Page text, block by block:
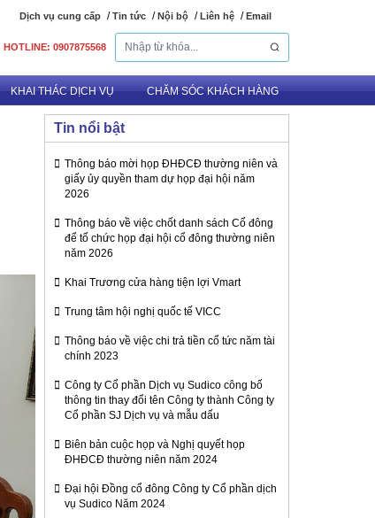
Dịch vụ cung cấp Tin tức Nội bộ Liên hệ Email
HOTLINE: 0907875568
KHAI THÁC DỊCH VỤ CHĂM SÓC KHÁCH HÀNG
Tin nổi bật
Thông báo mời họp ĐHĐCĐ thường niên và
giấy ủy quyền tham dự họp đại hội năm
2026
Thông báo về việc chốt danh sách Cổ đông
để tổ chức họp đại hội cổ đông thường niên
năm 2026
Khai Trương cửa hàng tiện lợi Vmart
Trung tâm hội nghị quốc tế VICC
Thông báo về việc chi trả tiền cổ tức năm tài
chính 2023
Công ty Cổ phần Dịch vụ Sudico công bố
thông tin thay đổi tên Công ty thành Công ty
Cổ phần SJ Dịch vụ và mẫu dấu
Biên bản cuộc họp và Nghị quyết họp
ĐHĐCĐ thường niên năm 2024
Đại hội Đồng cổ đông Công ty Cổ phần dịch
vụ Sudico Năm 2024